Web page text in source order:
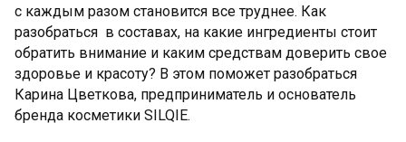
с каждым разом становится все труднее. Как
разобраться в составах, на какие ингредиенты стоит
обратить внимание и каким средствам доверить свое
здоровье и красоту? В этом поможет разобраться
Карина Цветкова, предприниматель и основатель
бренда косметики SILQIE.